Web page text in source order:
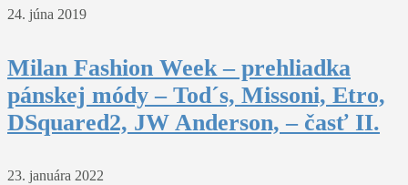
24. júna 2019
Milan Fashion Week – prehliadka
pánskej módy – Tod´s, Missoni, Etro,
DSquared2, JW Anderson, – časť II.
23. januára 2022